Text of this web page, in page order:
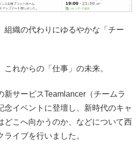
組織の代わりにゆるやかな「チー
れからの「仕事」の未来。
新サービスTeamlancer（チームラ
念イベントに登壇し、新時代のキャ
どこへ向かうのか、などについて西
イブを行いました。